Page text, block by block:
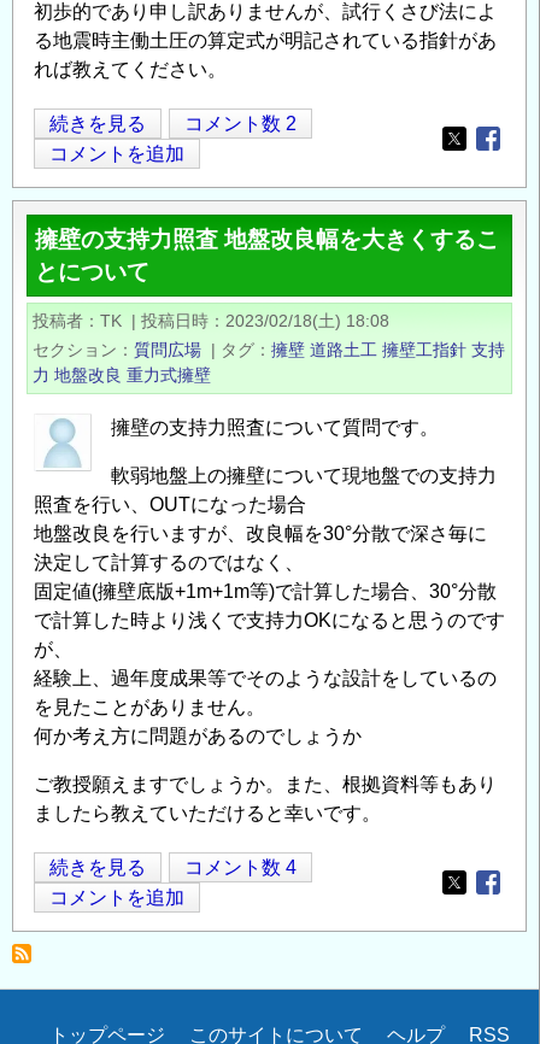
初歩的であり申し訳ありませんが、試行くさび法によ
る地震時主働土圧の算定式が明記されている指針があ
れば教えてください。
【擁
壁
工
指
針】
試
行
く
さ
び
法
の
震
時
土
圧
に
つ
い
て
続きを見る
コメント数 2
コメントを追加
Opens in
擁壁の支持力照査 地盤改良幅を大きくするこ
とについて
投稿者 TK | 投稿日時
2023/02/18(土) 18:08
セクション
質問広場 | タグ 擁壁 道路土工 擁壁工指針 支持
力 地盤改良 重力式擁壁
擁壁の支持力照査について質問です。
軟弱地盤上の擁壁について現地盤での支持力
照査を行い、OUTになった場合
地盤改良を行いますが、改良幅を30°分散で深さ毎に
決定して計算するのではなく、
固定値(擁壁底版+1m+1m等)で計算した場合、30°分散
で計算した時より浅くで支持力OKになると思うのです
が、
経験上、過年度成果等でそのような設計をしているの
を見たことがありません。
何か考え方に問題があるのでしょうか
ご教授願えますでしょうか。また、根拠資料等もあり
ましたら教えていただけると幸いです。
擁
壁
の
持
続きを見る
コメント数 4
コメントを追加
Opens in
Secondary
トップページ このサイトについて ヘルプ RSS